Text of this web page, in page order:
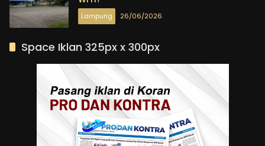
Lampung 26/06/2026
Space Iklan 325px x 300px